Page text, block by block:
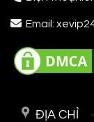
Email:
ĐỊA CHỈ